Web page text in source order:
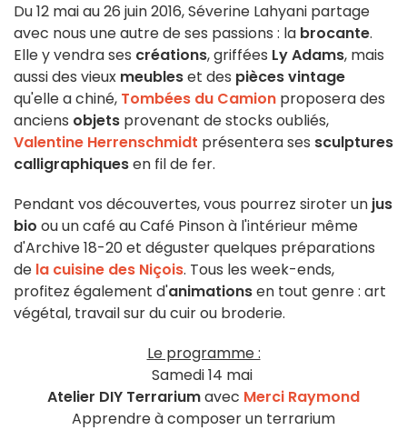
Du 12 mai au 26 juin 2016, Séverine Lahyani partage
avec nous une autre de ses passions : la brocante.
Elle y vendra ses créations, griffées Ly Adams, mais
aussi des vieux meubleset des pièces vintage
qu'elle a chiné, Tombées du Camion proposera des
anciens objets provenant de stocks oubliés,
Valentine Herrenschmidt présentera ses sculptures
calligraphiquesen fil de fer.
Pendant vos découvertes, vous pourrez siroter un jus
bio ou un café au Café Pinson à l'intérieur même
d'Archive 18-20 et déguster quelques préparations
de la cuisine des Niçois. Tous les week-ends,
profitez également d'animationsen tout genre : art
végétal, travail sur du cuir ou broderie.
Le programme :
Samedi 14 mai
Atelier DIY Terrariumavec Merci Raymond
Apprendre à composer un terrarium